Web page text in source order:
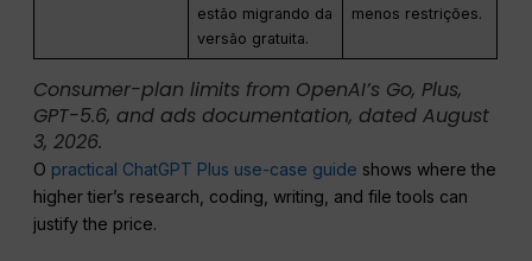
estão migrando da
versão gratuita.
menos restrições.
Consumer-plan limits from OpenAI’s Go, Plus,
GPT-5.6, and ads documentation, dated August
3, 2026.
O practical ChatGPT Plus use-case guide shows where the
higher tier’s research, coding, writing, and file tools can
justify the price.